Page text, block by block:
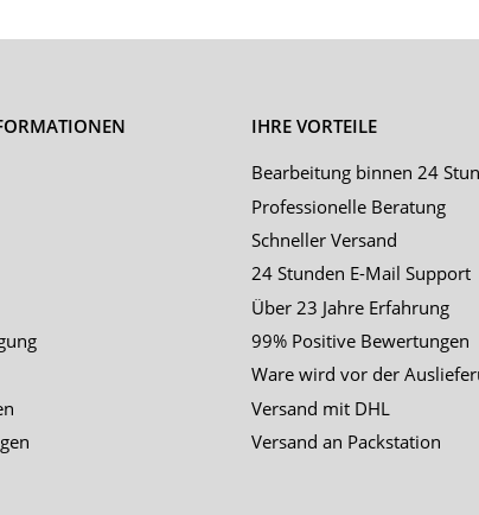
IHRE VORTEILE
Bearbeitung binnen 24
Professionelle Beratung
Schneller Versand
24 Stunden E-Mail Support
Über 23 Jahre Erfahrung
99% Positive Bewertungen
Ware wird vor der
Versand mit DHL
Versand an Packstation